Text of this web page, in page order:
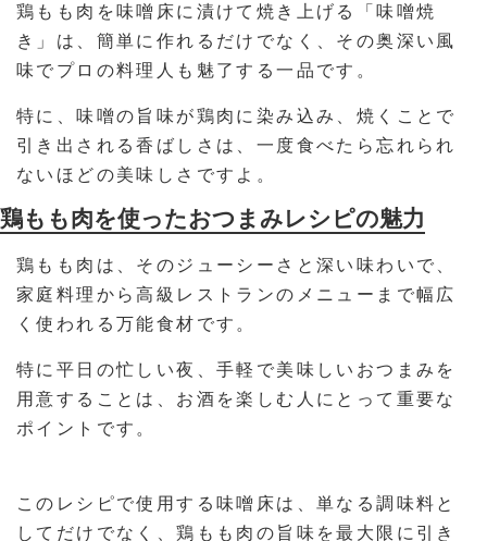
鶏もも肉を味噌床に漬けて焼き上げる「味噌焼
き」は、簡単に作れるだけでなく、その奥深い風
味でプロの料理人も魅了する一品です。
特に、味噌の旨味が鶏肉に染み込み、焼くことで
引き出される香ばしさは、一度食べたら忘れられ
ないほどの美味しさですよ。
鶏もも肉を使ったおつまみレシピの魅力
鶏もも肉は、そのジューシーさと深い味わいで、
家庭料理から高級レストランのメニューまで幅広
く使われる万能食材です。
特に平日の忙しい夜、手軽で美味しいおつまみを
用意することは、お酒を楽しむ人にとって重要な
ポイントです。
このレシピで使用する味噌床は、単なる調味料と
してだけでなく、鶏もも肉の旨味を最大限に引き